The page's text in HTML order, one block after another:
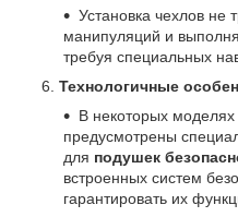
Установка чехлов не
манипуляций и
требуя специальных
Технологичные
В некоторых моделях
предусмотрены
для подушек
встроенных систем
гарантировать их